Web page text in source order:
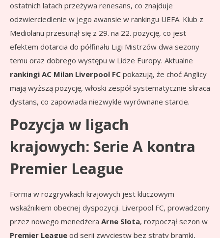
ostatnich latach przeżywa renesans, co znajduje
odzwierciedlenie w jego awansie w rankingu UEFA. Klub z
Mediolanu przesunął się z 29. na 22. pozycję, co jest
efektem dotarcia do półfinału Ligi Mistrzów dwa sezony
temu oraz dobrego występu w Lidze Europy. Aktualne
rankingi AC Milan Liverpool FC pokazują, że choć Anglicy
mają wyższą pozycję, włoski zespół systematycznie skraca
dystans, co zapowiada niezwykle wyrównane starcie.
Pozycja w ligach
krajowych: Serie A kontra
Premier League
Forma w rozgrywkach krajowych jest kluczowym
wskaźnikiem obecnej dyspozycji. Liverpool FC, prowadzony
przez nowego menedżera Arne Slota, rozpoczął sezon w
Premier League od serii zwycięstw bez straty bramki,